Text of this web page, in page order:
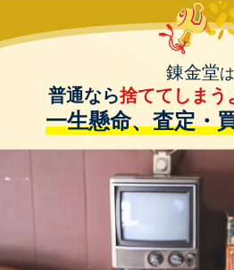
錬金堂は
普通なら捨ててしまう
一生懸命、査定・